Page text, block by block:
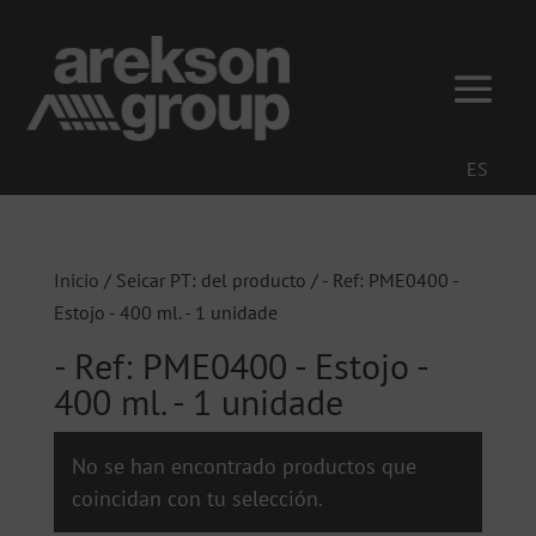
ES
Inicio / Seicar PT: del producto / - Ref: PME0400 -
Estojo - 400 ml. - 1 unidade
- Ref: PME0400 - Estojo -
400 ml. - 1 unidade
No se han encontrado productos que
coincidan con tu selección.